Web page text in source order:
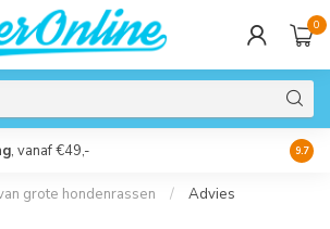
0
, vanaf €49,- 9.7
grote hondenrassen / Advies